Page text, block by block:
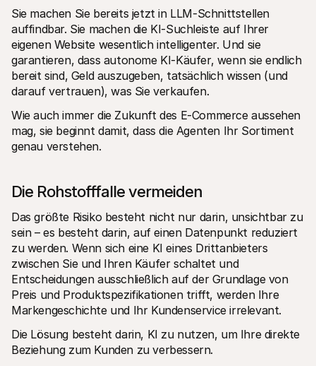
Sie machen Sie bereits jetzt in LLM-Schnittstellen
auffindbar. Sie machen die KI-Suchleiste auf Ihrer
eigenen Website wesentlich intelligenter. Und sie
garantieren, dass autonome KI-Käufer, wenn sie endlich
bereit sind, Geld auszugeben, tatsächlich wissen (und
darauf vertrauen), was Sie verkaufen.
Wie auch immer die Zukunft des E-Commerce aussehen
mag, sie beginnt damit, dass die Agenten Ihr Sortiment
genau verstehen.
Die Rohstofffalle vermeiden
Das größte Risiko besteht nicht nur darin, unsichtbar zu
sein – es besteht darin, auf einen Datenpunkt reduziert
zu werden. Wenn sich eine KI eines Drittanbieters
zwischen Sie und Ihren Käufer schaltet und
Entscheidungen ausschließlich auf der Grundlage von
Preis und Produktspezifikationen trifft, werden Ihre
Markengeschichte und Ihr Kundenservice irrelevant.
Die Lösung besteht darin, KI zu nutzen, um Ihre direkte
Beziehung zum Kunden zu verbessern.